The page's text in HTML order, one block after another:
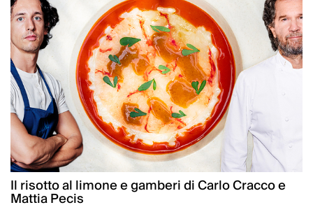
Il risotto al limone e gamberi di Carlo Cracco e
Mattia Pecis